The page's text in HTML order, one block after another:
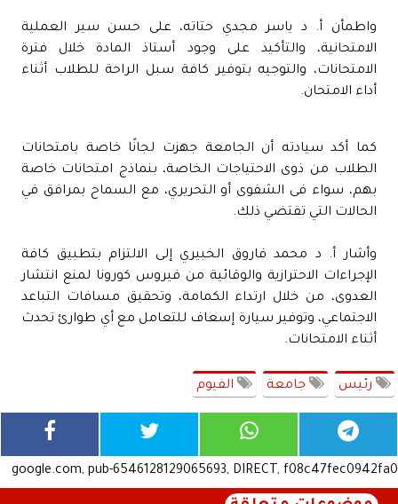
واطمأن أ. د ياسر مجدي حتاته، على حسن سير العملية
الامتحانية، والتأكيد على وجود أستاذ المادة خلال فترة
الامتحانات، والتوجيه بتوفير كافة سبل الراحة للطلاب أثناء
أداء الامتحان.
كما أكد سيادته أن الجامعة جهزت لجانًا خاصة بامتحانات
الطلاب من ذوى الاحتياجات الخاصة، بنماذج امتحانات خاصة
بهم، سواء فى الشفوى أو التحريري، مع السماح بمرافق في
الحالات التي تقتضي ذلك.
وأشار أ. د محمد فاروق الخبيري إلى الالتزام بتطبيق كافة
الإجراءات الاحترازية والوقائية من فيروس كورونا لمنع انتشار
العدوى، من خلال ارتداء الكمامة، وتحقيق مسافات التباعد
الاجتماعي، وتوفير سيارة إسعاف للتعامل مع أي طوارئ تحدث
أثناء الامتحانات.
رئيس جامعة الفيوم
google.com, pub-6546128129065693, DIRECT, f08c47fec0942fa0